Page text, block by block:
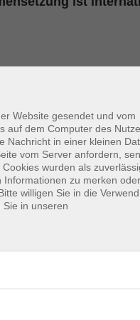
künstlerische Leitung
und Gesang
Genres, als auch
Website gesendet und vom
auf dem Computer des
Nachricht in einer kleinen
vom Server anfordern,
wurden als
zu merken
willigen Sie in die
in unseren